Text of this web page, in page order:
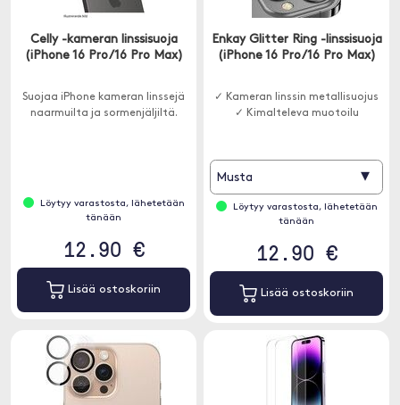
Celly -kameran linssisuoja
(iPhone 16 Pro/16 Pro Max)
Suojaa iPhone kameran linssejä
naarmuilta ja sormenjäljiltä.
Löytyy varastosta, lähetetään
tänään
12.90 €
Lisää ostoskoriin
Enkay Glitter Ring -linssisuoja
(iPhone 16 Pro/16 Pro Max)
✓ Kameran linssin metallisuojus
✓ Kimalteleva muotoilu
Musta ▾
Löytyy varastosta, lähetetään
tänään
12.90 €
Lisää ostoskoriin